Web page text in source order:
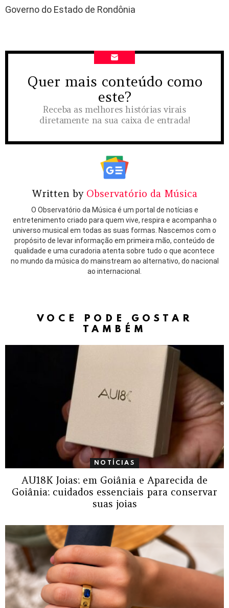
Governo do Estado de Rondônia
NEWSLETTER
Quer mais conteúdo como
este?
Receba as melhores histórias virais
diretamente na sua caixa de entrada!
Written by Observatório da Música
O Observatório da Música é um portal de notícias e
entretenimento criado para quem vive, respira e acompanha o
universo musical em todas as suas formas. Nascemos com o
propósito de levar informação em primeira mão, conteúdo de
qualidade e uma curadoria atenta sobre tudo o que acontece
no mundo da música do mainstream ao alternativo, do nacional
ao internacional.
VOCÊ PODE GOSTAR
TAMBÉM
NOTÍCIAS
AU18K Joias: em Goiânia e Aparecida de
Goiânia: cuidados essenciais para conservar
suas joias